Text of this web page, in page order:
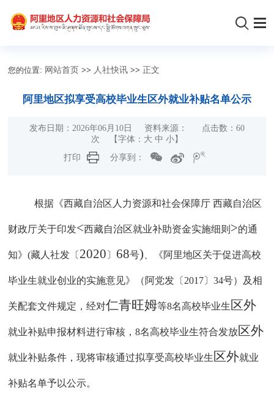
您的位置: 网站首页 >> 人社快讯 >> 正文
阿里地区拟享受高校毕业生区外就业补贴名单公示
发布日期：2026年06月10日 资料来源： 点击数： 60
次 【字体： 大 中 小】
打印
分享到：
根据《西藏自治区人力资源和社会保障厅 西藏自治区
财政厅关于印发<西藏自治区就业补助资金实施细则 >的通
知》(藏 人社发 〔 2020 〕 68号) 、《阿里地区关于促进高校
毕业生就业创业的实施意见》（阿党发〔 2017〕34号）及相
关配套文件规定，经对仁青旺姆等8名高校毕业生 区外
就业补贴申报材料进行审核，8名高校毕业生符合发放区外
就业补贴条件，现将审核通过拟享受高校毕业生 区外就业
补贴名单予以公示。